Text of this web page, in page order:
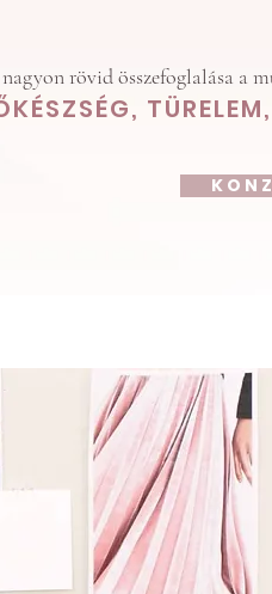
nagyon rövid összefoglalása
ÉSZSÉG,
K O N